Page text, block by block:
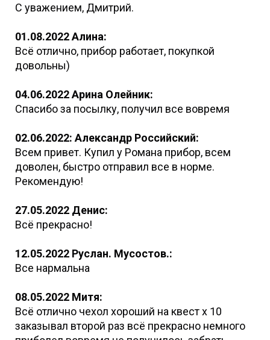
С уважением, Дмитрий.
01.08.2022 Алина:
Всë отлично, прибор работает, покупкой
довольны)
04.06.2022 Арина Олейник:
Спасибо за посылку, получил все вовремя
02.06.2022: Александр Российский:
Всем привет. Купил у Романа прибор, всем
доволен, быстро отправил все в норме.
Рекомендую!
27.05.2022 Денис:
Всё прекрасно!
12.05.2022 Руслан. Мусостов.:
Все нармальна
08.05.2022 Митя:
Всё отлично чехол хороший на квест х 10
заказывал второй раз всё прекрасно немного